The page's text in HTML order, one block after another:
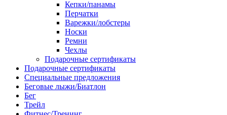
Кепки/панамы
Перчатки
Варежки/лобстеры
Носки
Ремни
Чехлы
Подарочные сертификаты
Подарочные сертификаты
Специальные предложения
Беговые лыжи/Биатлон
Бег
Трейл